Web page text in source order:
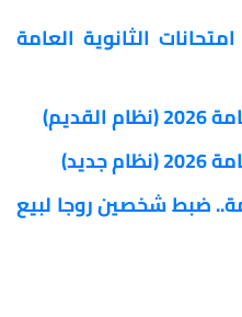
الثانوية العامة
ضبط شخصين روجا لبيع